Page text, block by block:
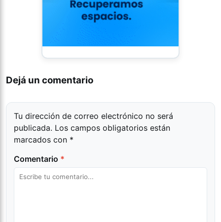
Dejá un comentario
Tu dirección de correo electrónico no será
publicada. Los campos obligatorios están
marcados con *
Comentario *